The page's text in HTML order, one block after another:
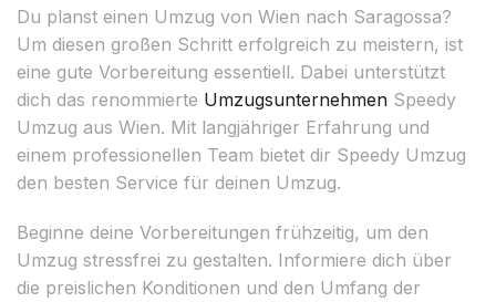
Du planst einen Umzug von Wien nach Saragossa?
Um diesen großen Schritt erfolgreich zu meistern, ist
eine gute Vorbereitung essentiell. Dabei unterstützt
dich das renommierte Umzugsunternehmen Speedy
Umzug aus Wien. Mit langjähriger Erfahrung und
einem professionellen Team bietet dir Speedy Umzug
den besten Service für deinen Umzug.
Beginne deine Vorbereitungen frühzeitig, um den
Umzug stressfrei zu gestalten. Informiere dich über
die preislichen Konditionen und den Umfang der